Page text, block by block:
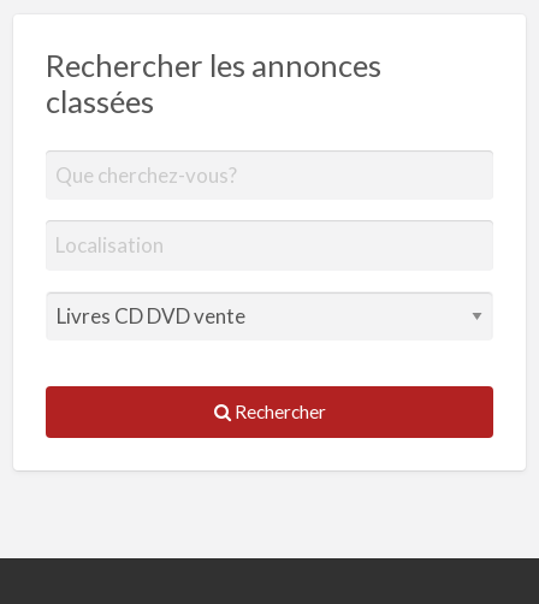
Rechercher les annonces
classées
Rechercher